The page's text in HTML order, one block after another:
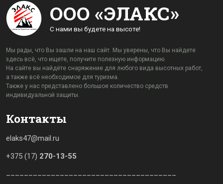
ООО «ЭЛАКС»
С нами вы будете на высоте!
Мы рады, что Вы зашли на наш сайт. Мы уверены, что Вы найдете
здесь всё, что ищете, получите полезную информацию.
На сайте вы найдёте снаряжение для любого вида высотных работ,
а также всё необходимое для туризма.
Также у нас представлено большое количество средств
индивидуальной защиты.
Контакты
elaks47@mail.ru
+375 (17) 270-13-55